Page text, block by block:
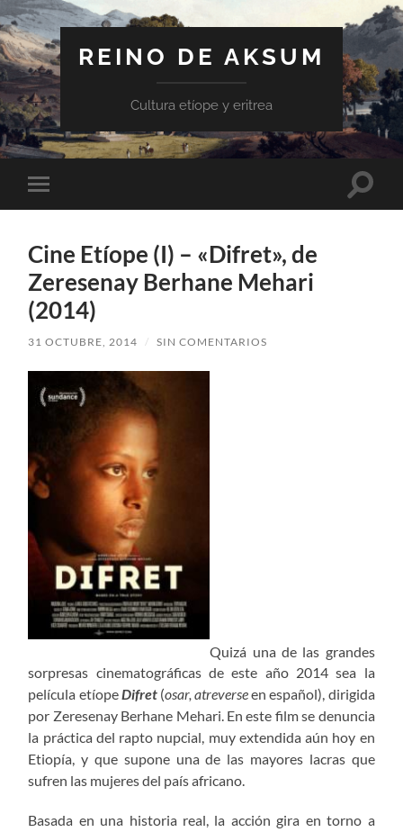
REINO DE AKSUM
Cultura etíope y eritrea
Alternar
el
móvil
Cine Etíope (I) – «Difret», de
Zeresenay Berhane Mehari
(2014)
31 OCTUBRE, 2014 / SIN COMENTARIOS
Quizá una de las grandes
sorpresas cinematográficas de este año 2014 sea la
película etíopeDifret (osar, atreverseen español), dirigida
por Zeresenay Berhane Mehari. En este film se denuncia
la práctica del rapto nupcial, muy extendida aún hoy en
Etiopía, y que supone una de las mayores lacras que
sufren las mujeres del país africano.
Basada en una historia real, la acción gira en torno a